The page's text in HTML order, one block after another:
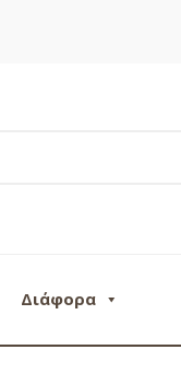
Διάφορα